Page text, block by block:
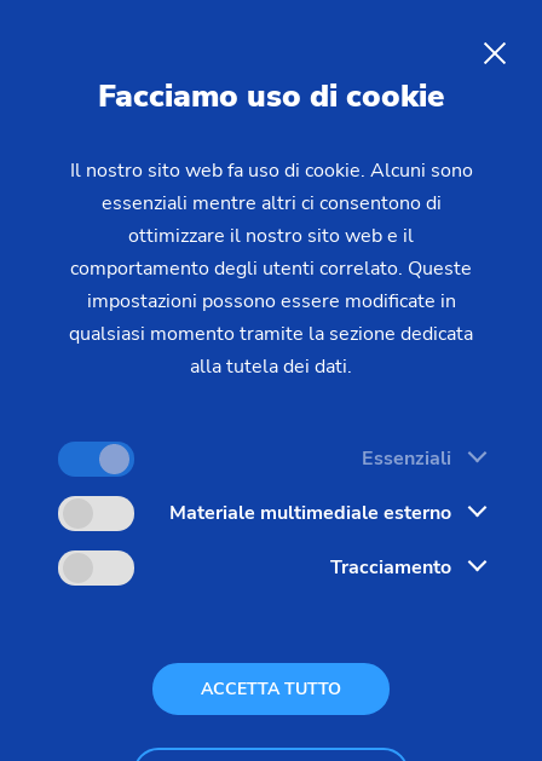
La serie HG è il sistema che comprende le
macchine per la rettifica in tondo esterna di
alberame di precisione. La rettificatrice VTC 315
DS è apprezzata per la lavorazione di alberame di
precisione complesso. Essa consente la tornitura,
foratura, fresatura, rettifica simultanea, rettifica a
Facciamo uso di cookie
Il nostro sito web fa uso di cookie. Alcuni sono
essenziali mentre altri ci consentono di
ottimizzare il nostro sito web e il
comportamento degli utenti correlato. Queste
impostazioni possono essere modificate in
qualsiasi momento tramite la sezione dedicata
alla tutela dei dati.
Essenziali
Materiale multimediale esterno
Tracciamento
ACCETTA TUTTO